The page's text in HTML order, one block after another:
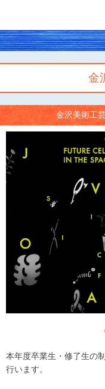
金
金沢美術工
本年度卒業生・修了生の
行います。